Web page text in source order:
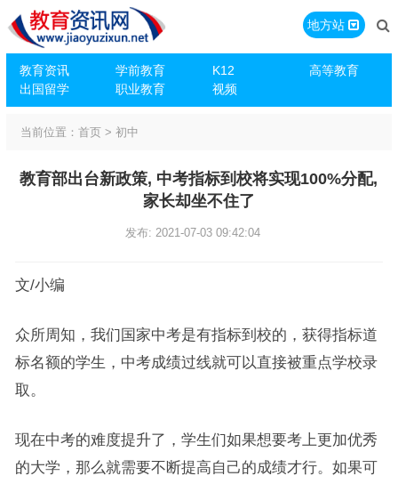
教育资讯 学前教育 K12
高等教育
出国留学
职业教育 视频
地方站
当前位置： 首页> 初中
教育部出台新政策, 中考指标到校将实现100%分配,
家长却坐不住了
发布: 2021-07-03 09:42:04
文/小编
众所周知，我们国家中考是有指标到校的，获得指标道
标名额的学生，中考成绩过线就可以直接被重点学校录
取。
现在中考的难度提升了，学生们如果想要考上更加优秀
的大学，那么就需要不断提高自己的成绩才行。如果可